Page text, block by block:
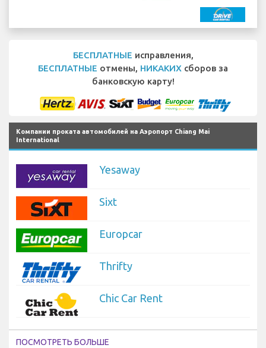
БЕСПЛАТНЫЕ исправления,
БЕСПЛАТНЫЕ отмены, НИКАКИХ сборов за
банковскую карту!
Компании проката автомобилей на Аэропорт Chiang Mai
International
Yesaway
Sixt
Europcar
Thrifty
Chic Car Rent
ПОСМОТРЕТЬ БОЛЬШЕ